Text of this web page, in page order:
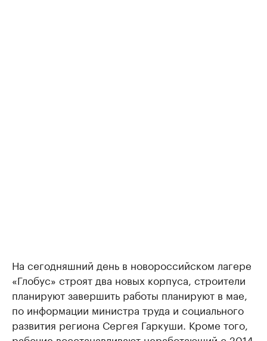
На сегодняшний день в новороссийском лагере
«Глобус» строят два новых корпуса, строители
планируют завершить работы планируют в мае,
по информации министра труда и социального
развития региона Сергея Гаркуши. Кроме того,